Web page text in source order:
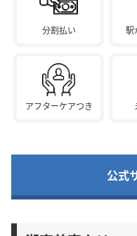
分割払い 駅
アフターケアつき
公式